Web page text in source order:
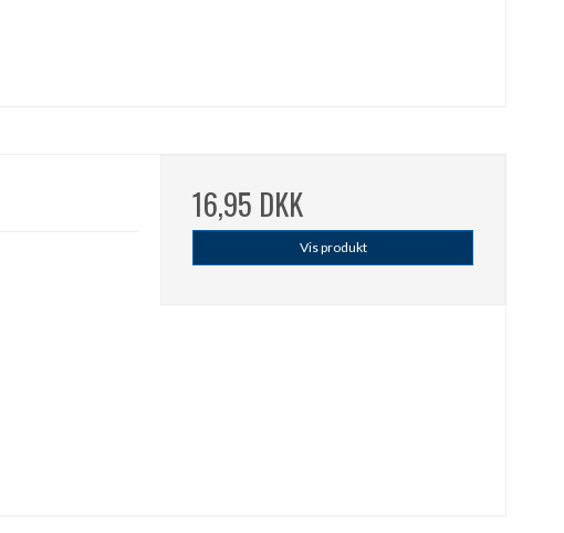
16,95 DKK
Vis produkt